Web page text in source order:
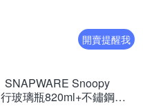
開賣提醒我
SNAPWARE Snoopy
玻璃瓶820ml+不鏽鋼保